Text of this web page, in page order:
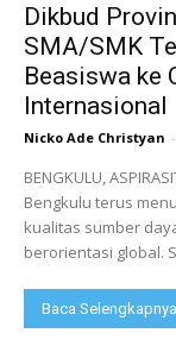
Dikbud
SMA/SMK
Beasiswa ke
Internasional
Nicko Ade Christyan -
BENGKULU,
Bengkulu terus
kualitas sumber
berorientasi global.
Baca Selengkapnya